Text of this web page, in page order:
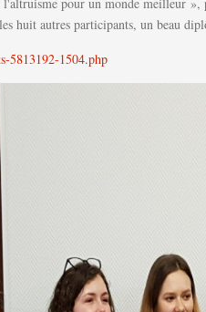
huit autres participants, un beau
5813192-1504.php